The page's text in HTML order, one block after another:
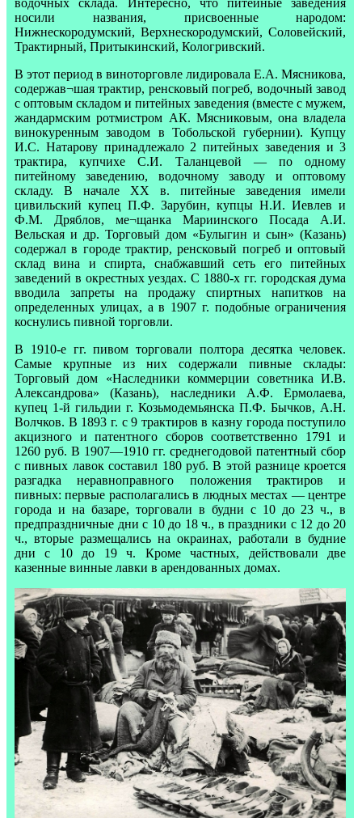
водочных склада. Интересно, что питейные заведения
носили названия, присвоенные народом:
Нижнескородумский, Верхнескородумский, Соловейский,
Трактирный, Притыкинский, Кологривский.
В этот период в виноторговле лидировала Е.А. Мясникова,
содержав¬шая трактир, ренсковый погреб, водочный завод
с оптовым складом и питейных заведения (вместе с мужем,
жандармским ротмистром АК. Мясниковым, она владела
винокуренным заводом в Тобольской губернии). Купцу
И.С. Натарову принадлежало 2 питейных заведения и 3
трактира, купчихе С.И. Таланцевой — по одному
питейному заведению, водочному заводу и оптовому
складу. В начале XX в. питейные заведения имели
цивильский купец П.Ф. Зарубин, купцы Н.И. Иевлев и
Ф.М. Дряблов, ме¬щанка Мариинского Посада А.И.
Вельская и др. Торговый дом «Булыгин и сын» (Казань)
содержал в городе трактир, ренсковый погреб и оптовый
склад вина и спирта, снабжавший сеть его питейных
заведений в окрестных уездах. С 1880-х гг. городская дума
вводила запреты на продажу спиртных напитков на
определенных улицах, а в 1907 г. подобные ограничения
коснулись пивной торговли.
В 1910-е гг. пивом торговали полтора десятка человек.
Самые крупные из них содержали пивные склады:
Торговый дом «Наследники коммерции советника И.В.
Александрова» (Казань), наследники А.Ф. Ермолаева,
купец 1-й гильдии г. Козьмодемьянска П.Ф. Бычков, А.Н.
Волчков. В 1893 г. с 9 трактиров в казну города поступило
акцизного и патентного сборов соответственно 1791 и
1260 руб. В 1907—1910 гг. среднегодовой патентный сбор
с пивных лавок составил 180 руб. В этой разнице кроется
разгадка неравноправного положения трактиров и
пивных: первые располагались в людных местах — центре
города и на базаре, торговали в будни с 10 до 23 ч., в
предпраздничные дни с 10 до 18 ч., в праздники с 12 до 20
ч., вторые размещались на окраинах, работали в будние
дни с 10 до 19 ч. Кроме частных, действовали две
казенные винные лавки в арендованных домах.